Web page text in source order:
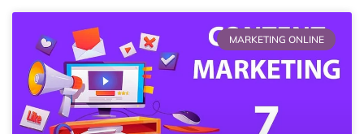
MARKETING ONLINE